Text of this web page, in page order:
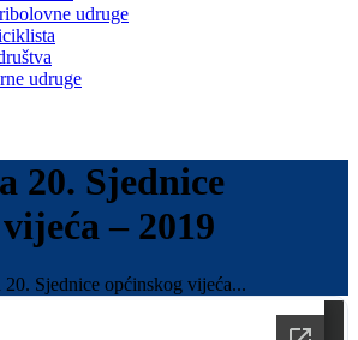
udruge
udruge
20. Sjednice
– 2019
20. Sjednice općinskog vijeća...